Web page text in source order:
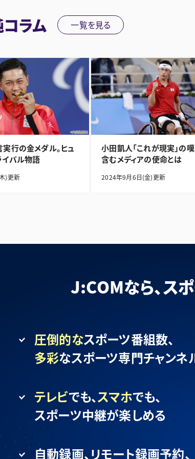
ラム 一覧を見る
行の金メダル。ヒュ
イバル物語
)更新
小田凱人「これが現実」の嘆
含むメディアの使命とは
2024年9月6日(金)更新
J:COMなら、ス
圧倒的なスポーツ番組数、
多彩なスポーツ専門チャンネ
テレビでも、スマホでも、
スポーツ中継が楽しめる
自動録画、リモート録画予約、